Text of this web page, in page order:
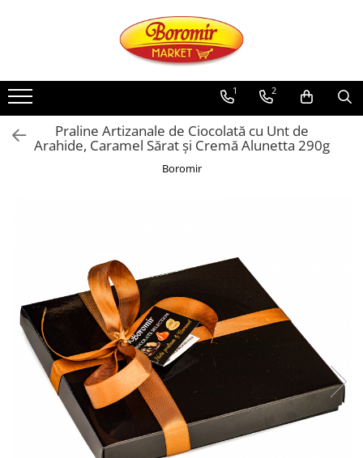
Noutati
Produse de post
Cozonac
Cozonac Casa Boromir
Cozonac Pricomigdala
Cozonac Magnum
Cozonac Vegan (de post)
Cozonac Collection
Cozo-Bun
Cozonac Cadou
Cozonac cu Unt
Cozonac Royal
1 2
Praline Artizanale de Ciocolată cu Unt de
Arahide, Caramel Sărat și Cremă Alunetta 290g
Boromir